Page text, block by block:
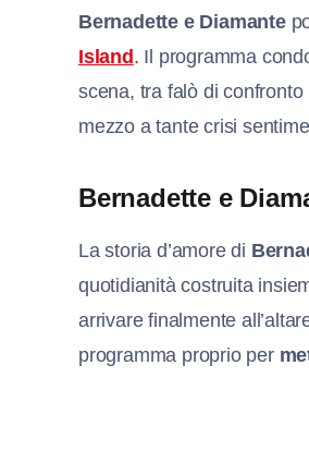
Bernadette e Diamante
Island. Il programma
scena, tra falò di confronto
mezzo a tante crisi
Bernadette e
La storia d’amore di
quotidianità costruita
arrivare finalmente
programma proprio per